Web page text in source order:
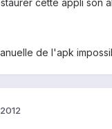
cette appli son
de l'apk